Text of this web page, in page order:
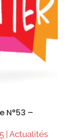
N°53 –
| Actualités